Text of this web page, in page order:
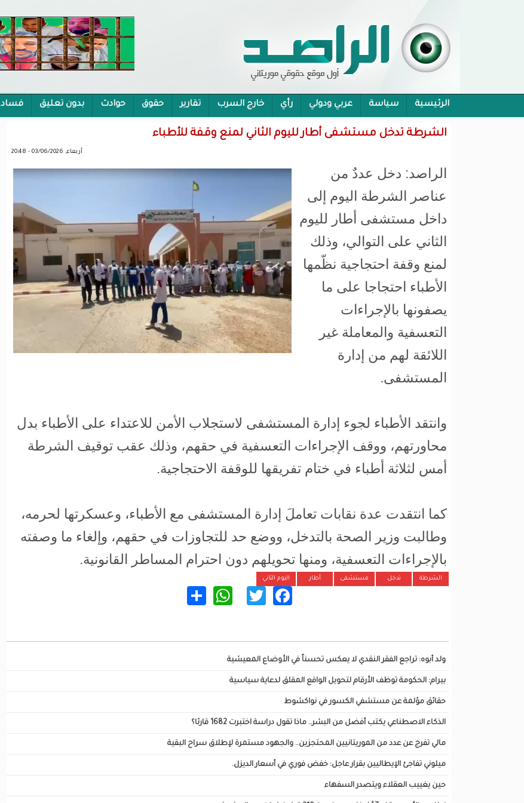
الرئيسية سياسة عربي ودولي رأي خارج السرب تقارير حقوق حوادث بدون تعليق فساد
محام:قانون حماية الرموز تفوح منه رائحة الاحكام الشمولية
الشرطة تدخل مستشفى أطار لليوم الثاني لمنع وقفة للأطباء
أربعاء, 03/06/2026 - 20:48
الراصد: دخل عددٌ من
عناصر الشرطة اليوم إلى
داخل مستشفى أطار لليوم
الثاني على التوالي، وذلك
لمنع وقفة احتجاجية نظّمها
الأطباء احتجاجا على ما
يصفونها بالإجراءات
التعسفية والمعاملة غير
اللائقة لهم من إدارة
المستشفى.
وانتقد الأطباء لجوء إدارة المستشفى لاستجلاب الأمن للاعتداء على الأطباء بدل
محاورتهم، ووقف الإجراءات التعسفية في حقهم، وذلك عقب توقيف الشرطة
أمس لثلاثة أطباء في ختام تفريقها للوقفة الاحتجاجية.
كما انتقدت عدة نقابات تعاملَ إدارة المستشفى مع الأطباء، وعسكرتها لحرمه،
وطالبت وزير الصحة بالتدخل، ووضع حد للتجاوزات في حقهم، وإلغاء ما وصفته
بالإجراءات التعسفية، ومنها تحويلهم دون احترام المساطر القانونية.
الشرطة تدخل مستشفى أطار اليوم الثاني
Facebook
Twitter
WhatsApp
ولد أبوه: تراجع الفقر النقدي لا يعكس تحسناً في الأوضاع المعيشية
بيرام: الحكومة توظف الأرقام لتحويل الواقع المقلق لدعاية سياسية
حقائق مؤلمة عن مستشفي الكسور في نواكشوط
الذكاء الاصطناعي يكتب أفضل من البشر.. ماذا تقول دراسة اختبرت 1682 قارئا؟
مالي تفرج عن عدد من الموريتانيين المحتجزين.. والجهود مستمرة لإطلاق سراح البقية
ميلوني تفاجئ الإيطاليين بقرار عاجل: خفض فوري في أسعار الديزل.
حين يغييب العقلاء ويتصدر السفهاء